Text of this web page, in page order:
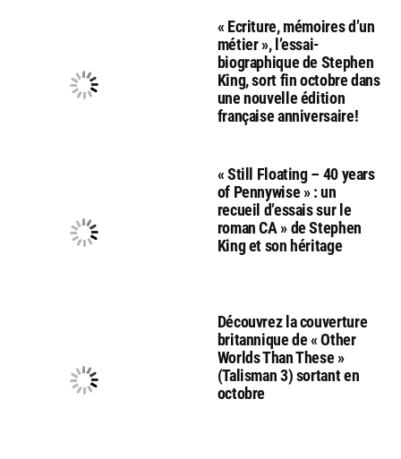
« Ecriture, mémoires d’un
métier », l’essai-
biographique de Stephen
King, sort fin octobre dans
une nouvelle édition
française anniversaire!
« Still Floating – 40 years
of Pennywise » : un
recueil d’essais sur le
roman CA » de Stephen
King et son héritage
Découvrez la couverture
britannique de « Other
Worlds Than These »
(Talisman 3) sortant en
octobre